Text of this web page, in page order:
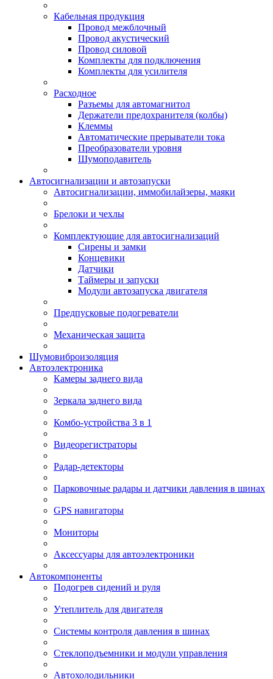
Кабельная продукция
Провод межблочный
Провод акустический
Провод силовой
Комплекты для подключения
Комплекты для усилителя
Расходное
Разъемы для автомагнитол
Держатели предохранителя (колбы)
Клеммы
Автоматические прерыватели тока
Преобразователи уровня
Шумоподавитель
Автосигнализации и автозапуски
Автосигнализации, иммобилайзеры, маяки
Брелоки и чехлы
Комплектующие для автосигнализаций
Сирены и замки
Концевики
Датчики
Таймеры и запуски
Модули автозапуска двигателя
Предпусковые подогреватели
Механическая защита
Шумовиброизоляция
Автоэлектроника
Камеры заднего вида
Зеркала заднего вида
Комбо-устройства 3 в 1
Видеорегистраторы
Радар-детекторы
Парковочные радары и датчики давления в шинах
GPS навигаторы
Мониторы
Аксессуары для автоэлектроники
Автокомпоненты
Подогрев сидений и руля
Утеплитель для двигателя
Системы контроля давления в шинах
Стеклоподъемники и модули управления
Автохолодильники